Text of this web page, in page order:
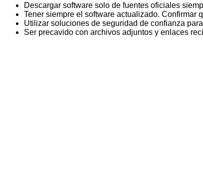
Descargar software solo de fuentes oficiales
Tener siempre el software actualizado. Confirmar
Utilizar soluciones de seguridad de confianza
Ser precavido con archivos adjuntos y enlaces